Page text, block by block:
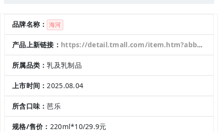
品牌名称： 海河
产品上新链接： https://detail.tmall.com/item.htm?abbucket=17&id=961253022241&ltk2=1754400932720g5a84yehwbgwjyunz6g5u&ns=1&skuId=5894688416689&spm=a21n57.1.hoverItem.1&utparam=%7B%22aplus_abtest%22%3A%22a49c2a98092cfcbffec507519d7476e6%22%7D&xxc=taobaoSearch
所属品类：乳及乳制品
上市时间：2025.08.04
所含口味：芭乐
规格/售价： 220ml*10/29.9元